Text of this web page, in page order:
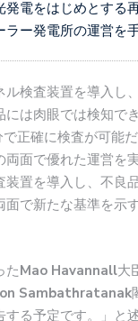
発電をはじめとする
ー発電所の運営を
検査装置を導入し
は肉眼では検知で
正確に検査が可能
両面で優れた運営
置を導入し、不良
で新たな基準を示
たMao Havannall大
Sambathratanak
る予定です。」と